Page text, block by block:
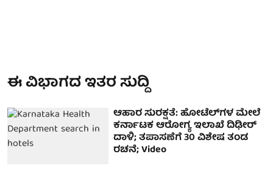
ಈ ವಿಭಾಗದ ಇತರ ಸುದ್ದಿ
ಆಹಾರ ಸುರಕ್ಷತೆ: ಹೋಟೆಲ್‌ಗಳ ಮೇಲೆ
ಕರ್ನಾಟಕ ಆರೋಗ್ಯ ಇಲಾಖೆ ದಿಢೀರ್
ದಾಳಿ; ತಪಾಸಣೆಗೆ 30 ವಿಶೇಷ ತಂಡ
ರಚನೆ; Video